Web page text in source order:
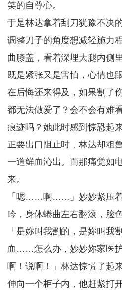
笑的自尊心。
于是林达拿着刮刀犹豫不决
调整刀子的角度想减轻施力
曲膝盖，看着深埋大腿内侧
既是紧张又是害怕，心情也
在后悔还来得及，如果割了
都无法做爱了？会不会有难
痕迹吗？她此时感到惊恐起来
正要出口阻止时，林达却粗
一道鲜血沁出。而那痛觉如
来。
「嗯……啊……」妙妙紧压着
吟，身体蜷曲左右翻滚，脸
「是妳叫我割的，是妳叫
血……怎么办，妙妙妳家医
啊！说啊！」林达惊慌了起
伸向一个柜子内，他赶紧打